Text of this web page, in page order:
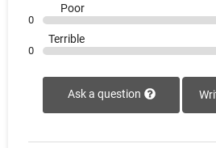
Poor
0
Terrible
0